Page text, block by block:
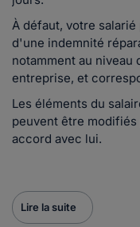
À défaut, votre
d'une indemnité
notamment au niveau
entreprise, et
Les éléments du
peuvent être modifiés
accord avec lui.
Lire la suite